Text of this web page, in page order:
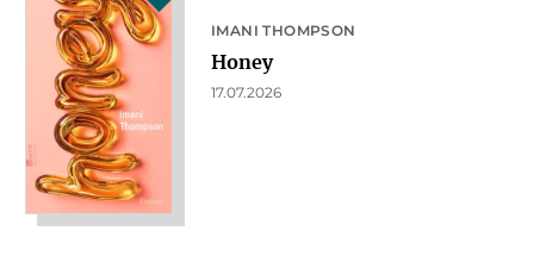
IMANI THOMPSON
Honey
17.07.2026